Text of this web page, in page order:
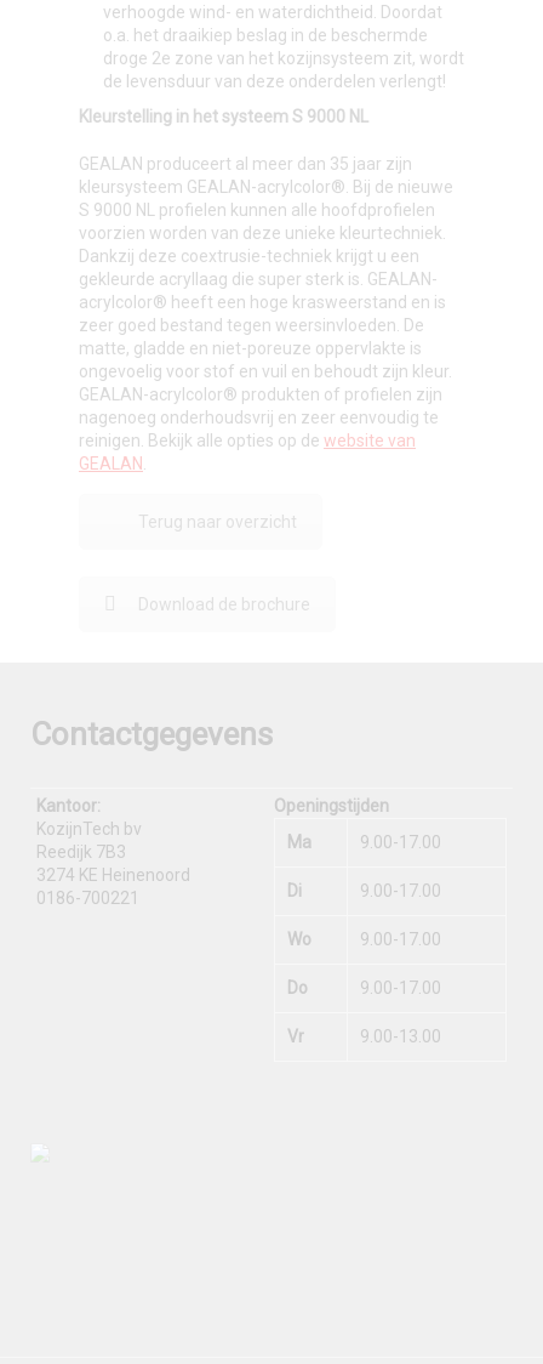
verhoogde wind- en waterdichtheid. Doordat
o.a. het draaikiep beslag in de beschermde
droge 2e zone van het kozijnsysteem zit, wordt
de levensduur van deze onderdelen verlengt!
Kleurstelling in het systeem S 9000 NL
GEALAN produceert al meer dan 35 jaar zijn
kleursysteem GEALAN-acrylcolor®. Bij de nieuwe
S 9000 NL profielen kunnen alle hoofdprofielen
voorzien worden van deze unieke kleurtechniek.
Dankzij deze coextrusie-techniek krijgt u een
gekleurde acryllaag die super sterk is. GEALAN-
acrylcolor® heeft een hoge krasweerstand en is
zeer goed bestand tegen weersinvloeden. De
matte, gladde en niet-poreuze oppervlakte is
ongevoelig voor stof en vuil en behoudt zijn kleur.
GEALAN-acrylcolor® produkten of profielen zijn
nagenoeg onderhoudsvrij en zeer eenvoudig te
reinigen. Bekijk alle opties op de website van
GEALAN
Terug naar overzicht
Download de brochure
Contactgegevens
Kantoor:
KozijnTech bv
Reedijk 7B3
3274 KE Heinenoord
0186-700221
Openingstijden
Ma
9.00-17.00
Di 9.00-17.00
Wo 9.00-17.00
Do 9.00-17.00
Vr 9.00-13.00